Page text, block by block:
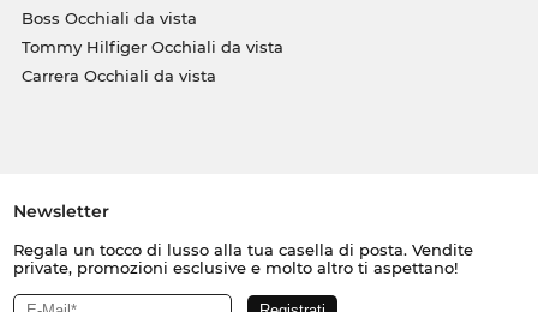
Boss Occhiali da vista
Tommy Hilfiger Occhiali da vista
Carrera Occhiali da vista
Newsletter
Regala un tocco di lusso alla tua casella di posta. Vendite
private, promozioni esclusive e molto altro ti aspettano!